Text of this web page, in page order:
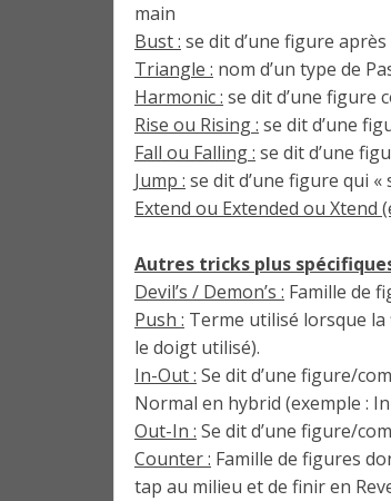
main
Bust : se dit d’une figure
Triangle : nom d’un type de
Harmonic : se dit d’une figure
Rise ou Rising : se dit d’une
Fall ou Falling : se dit d’une
Jump : se dit d’une figure qui «
Extend ou Extended ou Xtend
Autres tricks plus
Devil’s / Demon’s : Famille de
Push : Terme utilisé lorsque
le doigt utilisé).
In-Out : Se dit d’une figure/
Normal en hybrid (exemple :
Out-In : Se dit d’une figure/
Counter : Famille de figures
tap au milieu et de finir en